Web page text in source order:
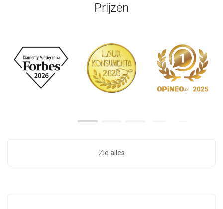
Prijzen
Zie alles